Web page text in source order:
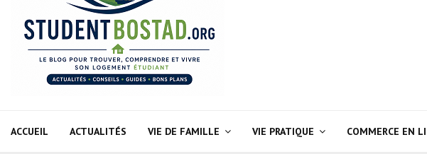
ACCUEIL ACTUALITÉS VIE DE FAMILLE VIE PRATIQUE COMMERCE EN